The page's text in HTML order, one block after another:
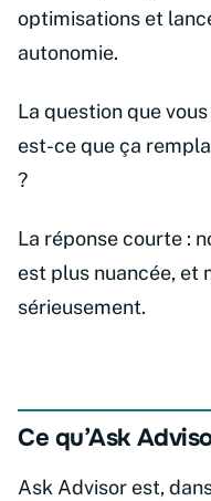
optimisations et
autonomie.
La question que
est-ce que ça
?
La réponse courte :
est plus nuancée, et
sérieusement.
Ce qu’Ask
Ask Advisor est,